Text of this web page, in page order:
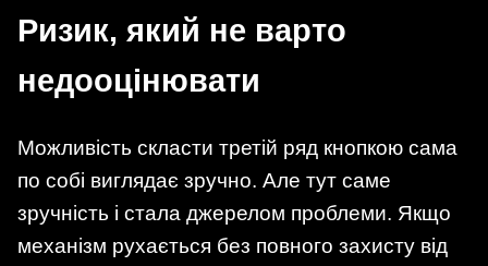
Ризик, який не варто
недооцінювати
Можливість скласти третій ряд кнопкою сама
по собі виглядає зручно. Але тут саме
зручність і стала джерелом проблеми. Якщо
механізм рухається без повного захисту від